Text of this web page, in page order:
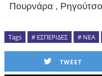
Πουρνάρα ,
Tags # ΕΣΠΕΡΙΔΕΣ # ΝΕΑ
TWEET